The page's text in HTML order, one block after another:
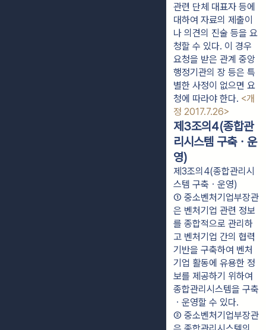
관련 단체 대표자 등에
대하여 자료의 제출이
나 의견의 진술 등을 요
청할 수 있다. 이 경우
요청을 받은 관계 중앙
행정기관의 장 등은 특
별한 사정이 없으면 요
청에 따라야 한다. <개
정 2017.7.26>
제3조의4(종합관
리시스템 구축ㆍ운
영)
제3조의4(종합관리시
스템 구축ㆍ운영)
① 중소벤처기업부장관
은 벤처기업 관련 정보
를 종합적으로 관리하
고 벤처기업 간의 협력
기반을 구축하여 벤처
기업 활동에 유용한 정
보를 제공하기 위하여
종합관리시스템을 구축
ㆍ운영할 수 있다.
② 중소벤처기업부장관